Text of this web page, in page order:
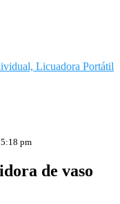
Licuadora Portátil
pm
de vaso